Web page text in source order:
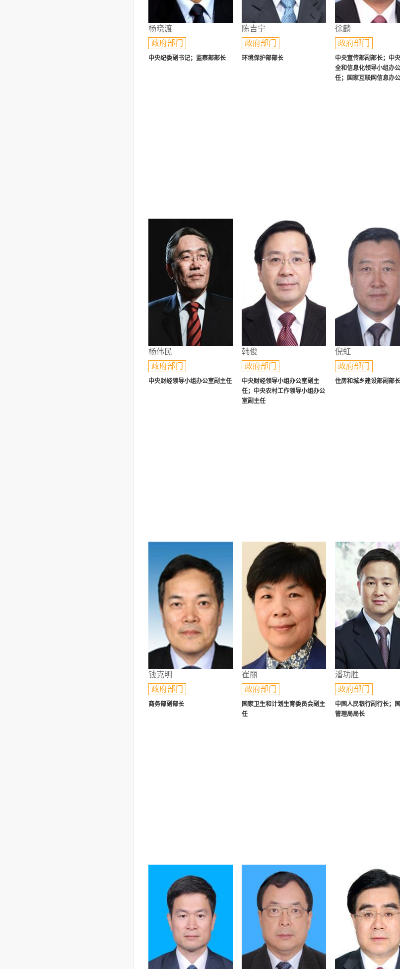
杨晓渡
政府部门
中央纪委副书记；监察部部长
陈吉宁
政府部门
环境保护部部长
徐麟
政府部门
中央宣传部副部长；中
全和信息化领导小组办
任；国家互联网信息办
杨伟民
政府部门
中央财经领导小组办公室副主任
韩俊
政府部门
中央财经领导小组办公室副主
任；中央农村工作领导小组办公
室副主任
倪虹
政府部门
住房和城乡建设部副部长
钱克明
政府部门
商务部副部长
崔丽
政府部门
国家卫生和计划生育委员会副主
任
潘功胜
政府部门
中国人民银行副行长；
管理局局长